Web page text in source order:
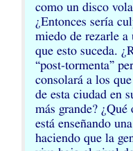
como un disco
¿Entonces sería
miedo de rezarle
que esto suceda.
“post-tormenta”
consolará a los
de esta ciudad en
más grande?
está enseñando
haciendo que la